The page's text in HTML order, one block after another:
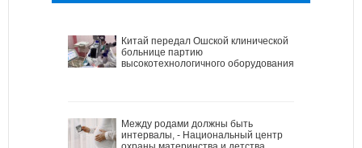
Китай передал Ошской клинической
больнице партию
высокотехнологичного оборудования
Между родами должны быть
интервалы, - Национальный центр